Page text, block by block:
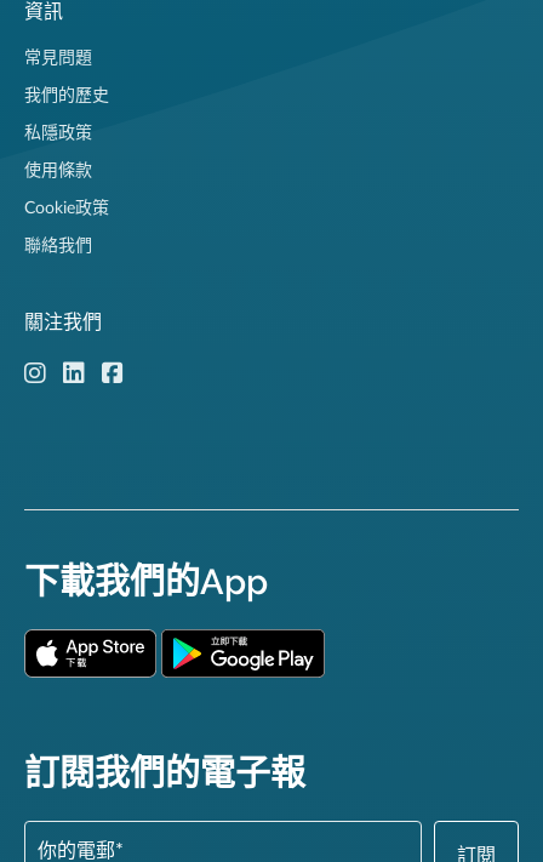
資訊
常見問題
我們的歷史
私隱政策
使用條款
Cookie政策
聯絡我們
關注我們
下載我們的App
訂閱我們的電子報